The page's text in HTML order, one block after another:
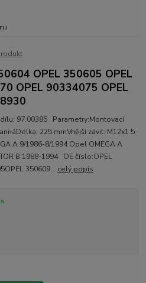
OPEL 350605 OPEL
OPEL 90334075 OPEL
97.00385 Parametry:Montovací
225 mmVnější závit: M12x1.5
A 9/1986-8/1994 Opel OMEGA A
B 1988-1994 OE číslo:OPEL
350609... celý popis